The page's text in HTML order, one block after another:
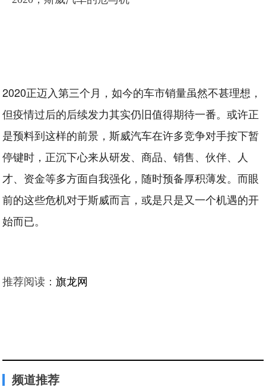
2020正迈入第三个月，如今的车市销量虽然不甚理想，
但疫情过后的后续发力其实仍旧值得期待一番。或许正
是预料到这样的前景，斯威汽车在许多竞争对手按下暂
停键时，正沉下心来从研发、商品、销售、伙伴、人
才、资金等多方面自我强化，随时预备厚积薄发。而眼
前的这些危机对于斯威而言，或是只是又一个机遇的开
始而已。
推荐阅读：旗龙网
频道推荐